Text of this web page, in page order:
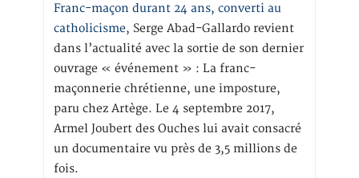
Franc-maçon durant 24 ans, converti au
catholicisme, Serge Abad-Gallardo revient
dans l’actualité avec la sortie de son dernier
ouvrage « événement » : La franc-
maçonnerie chrétienne, une imposture,
paru chez Artège. Le 4 septembre 2017,
Armel Joubert des Ouches lui avait consacré
un documentaire vu près de 3,5 millions de
fois.